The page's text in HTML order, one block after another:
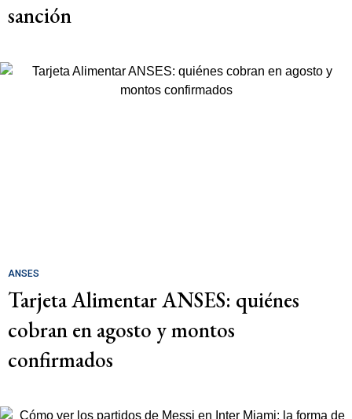
sanción
ANSES
Tarjeta Alimentar ANSES: quiénes
cobran en agosto y montos
confirmados